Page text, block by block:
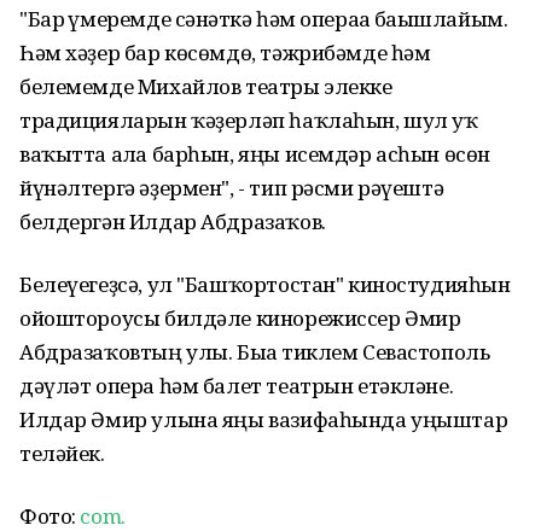
"Бар ғүмеремде сәнғәткә һәм операға бағышлайым.
Һәм хәҙер бар көсөмдө, тәжрибәмде һәм
белемемде Михайлов театры элекке
традицияларын ҡәҙерләп һаҡлаһын, шул уҡ
ваҡытта алға барһын, яңы исемдәр асһын өсөн
йүнәлтергә әҙермен", - тип рәсми рәүештә
белдергән Илдар Абдразаҡов.
Белеүегеҙсә, ул "Башҡортостан" киностудияһын
ойоштороусы билдәле кинорежиссер Әмир
Абдразаҡовтың улы. Быға тиклем Севастополь
дәүләт опера һәм балет театрын етәкләне.
Илдар Әмир улына яңы вазифаһында уңыштар
теләйек.
Фото: com.